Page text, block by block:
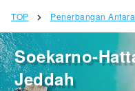
TOP Penerbangan
Soekarno-
Jeddah